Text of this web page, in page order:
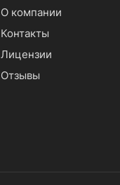
О компании
Контакты
Лицензии
Отзывы